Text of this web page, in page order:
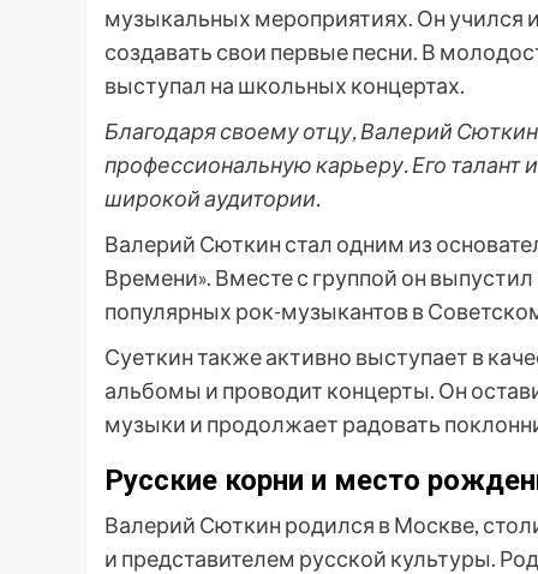
музыкальных мероприятиях. Он учился
создавать свои первые песни. В
выступал на школьных концертах.
Благодаря своему отцу, Валерий
профессиональную карьеру. Его
широкой аудитории.
Валерий Сюткин стал одним из
Времени». Вместе с группой он
популярных рок-музыкантов в
Суеткин также активно выступает в
альбомы и проводит концерты. Он
музыки и продолжает радовать
Русские корни и место
Валерий Сюткин родился в Москве,
и представителем русской культуры.